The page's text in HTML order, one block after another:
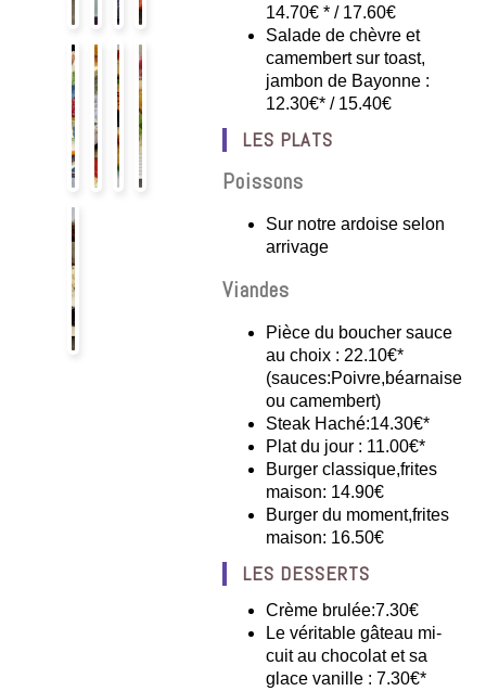
14.70€ * / 17.60€
Salade de chèvre et
camembert sur toast,
jambon de Bayonne :
12.30€* / 15.40€
LES PLATS
Poissons
Sur notre ardoise selon
arrivage
Viandes
Pièce du boucher sauce
au choix : 22.10€*
(sauces:Poivre,béarnaise
ou camembert)
Steak Haché:14.30€*
Plat du jour : 11.00€*
Burger classique,frites
maison: 14.90€
Burger du moment,frites
maison: 16.50€
LES DESSERTS
Crème brulée:7.30€
Le véritable gâteau mi-
cuit au chocolat et sa
glace vanille : 7.30€*